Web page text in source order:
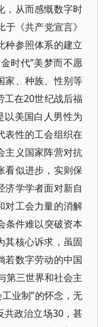
，从而感慨数字时
《共产党宣言》
种参照体系的建立
时代”美梦而不愿
家、种族、性别等
工在20世纪战后福
以美国白人男性为
表性的工会组织在
主义国家阵营对抗
看似进步，实则保
济学学者面对新自
对工会力量的消解
条件难以突破资本
其核心诉求，虽固
若数字劳动的中国
第三世界和社会主
业制”的怀念，无
共政治立场30，甚